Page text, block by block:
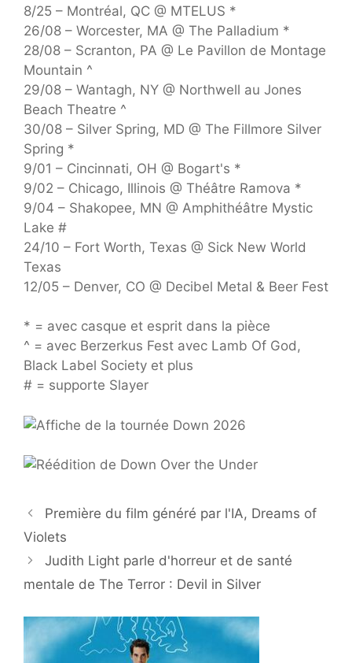
8/25 – Montréal, QC @ MTELUS *
26/08 – Worcester, MA @ The Palladium *
28/08 – Scranton, PA @ Le Pavillon de Montage
Mountain ^
29/08 – Wantagh, NY @ Northwell au Jones
Beach Theatre ^
30/08 – Silver Spring, MD @ The Fillmore Silver
Spring *
9/01 – Cincinnati, OH @ Bogart's *
9/02 – Chicago, Illinois @ Théâtre Ramova *
9/04 – Shakopee, MN @ Amphithéâtre Mystic
Lake #
24/10 – Fort Worth, Texas @ Sick New World
Texas
12/05 – Denver, CO @ Decibel Metal & Beer Fest
* = avec casque et esprit dans la pièce
^ = avec Berzerkus Fest avec Lamb Of God,
Black Label Society et plus
# = supporte Slayer
Première du film généré par l'IA, Dreams of
Violets
Judith Light parle d'horreur et de santé
mentale de The Terror : Devil in Silver